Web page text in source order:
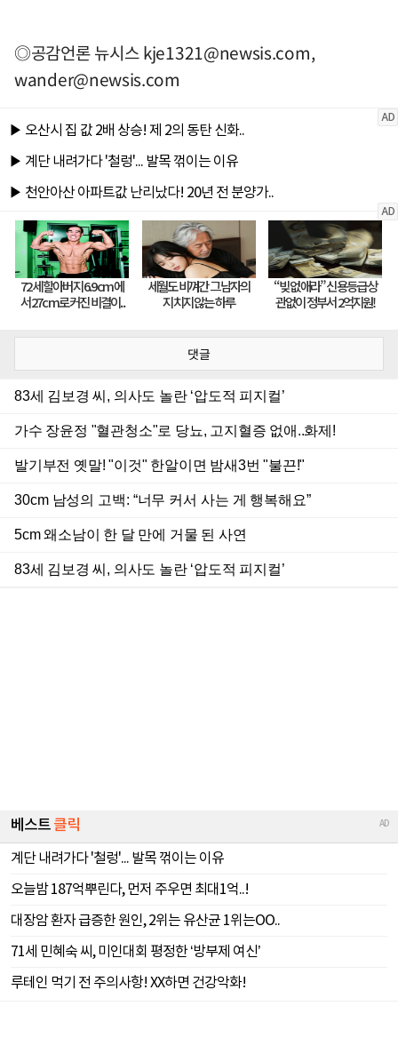
◎공감언론 뉴시스kje1321@newsis.com,
wander@newsis.com
댓글